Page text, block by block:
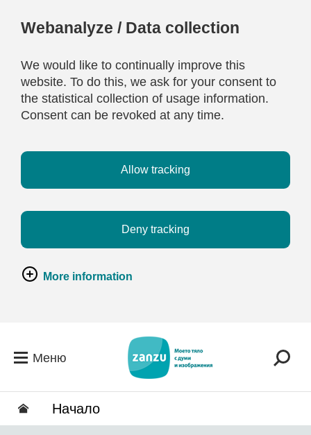
Webanalyze / Data collection
We would like to continually improve this
website. To do this, we ask for your consent to
the statistical collection of usage information.
Consent can be revoked at any time.
Allow tracking
Deny tracking
More information
Меню
Hачало